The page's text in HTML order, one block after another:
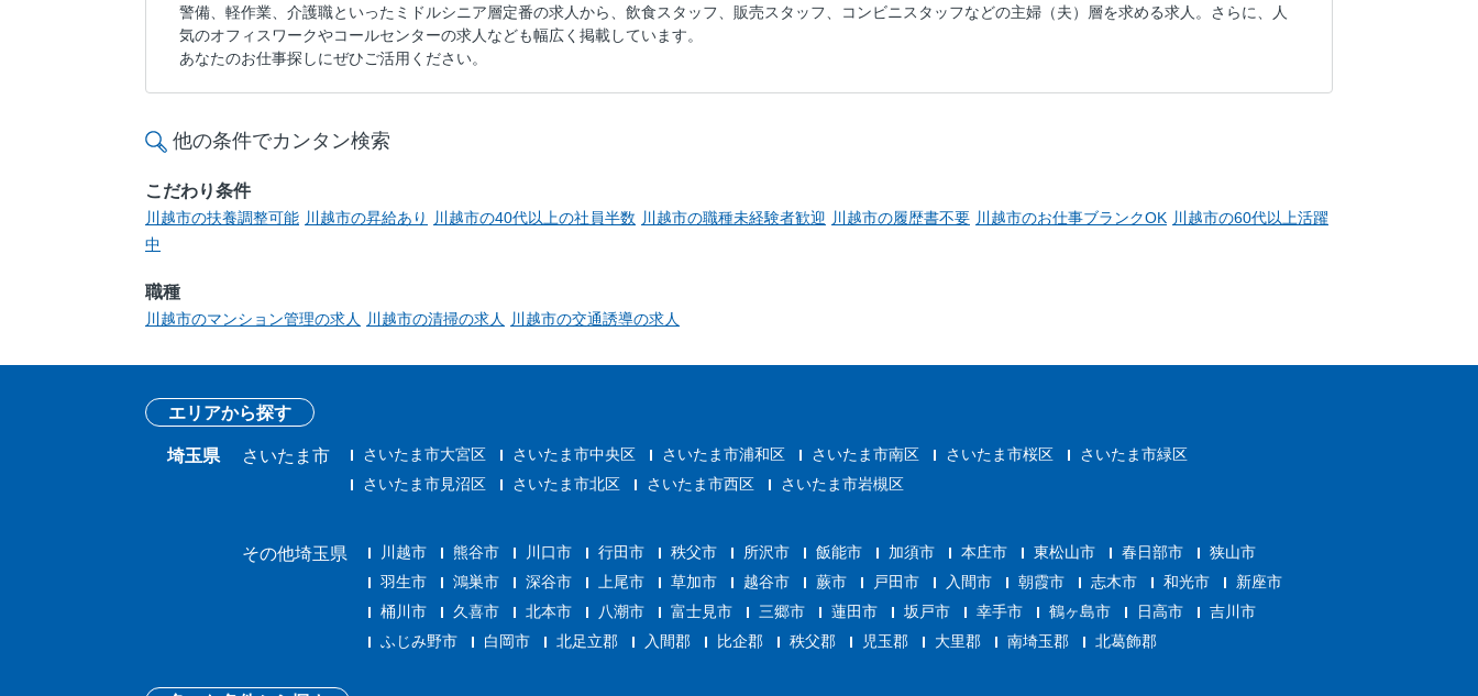
警備、軽作業、介護職といったミドルシニア層定番の求人から、飲食スタッフ、販売スタッフ、コンビニスタッフなどの主婦（夫）層を求める求人。さらに、人
気のオフィスワークやコールセンターの求人なども幅広く掲載しています。
あなたのお仕事探しにぜひご活用ください。
他の条件でカンタン検索
こだわり条件
川越市の扶養調整可能 川越市の昇給あり 川越市の40代以上の社員半数 川越市の職種未経験者歓迎 川越市の履歴書不要 川越市のお仕事ブランクOK 川越市の60代以上活躍
中
職種
川越市のマンション管理の求人 川越市の清掃の求人 川越市の交通誘導の求人
エリアから探す
埼玉県 さいたま市 さいたま市大宮区 さいたま市中央区 さいたま市浦和区 さいたま市南区 さいたま市桜区
さいたま市緑区
さいたま市見沼区
さいたま市北区 さいたま市西区 さいたま市岩槻区
その他埼玉県 川越市 熊谷市 川口市 行田市 秩父市 所沢市 飯能市 加須市 本庄市 東松山市 春日部市
狭山市
羽生市
鴻巣市 深谷市 上尾市 草加市 越谷市 蕨市 戸田市 入間市 朝霞市 志木市 和光市
新座市
桶川市
久喜市 北本市 八潮市 富士見市 三郷市 蓮田市 坂戸市 幸手市 鶴ヶ島市 日高市
吉川市
ふじみ野市
白岡市 北足立郡 入間郡 比企郡 秩父郡 児玉郡 大里郡 南埼玉郡 北葛飾郡